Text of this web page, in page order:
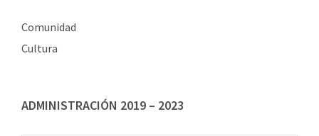
Comunidad
Cultura
ADMINISTRACIÓN 2019 – 2023